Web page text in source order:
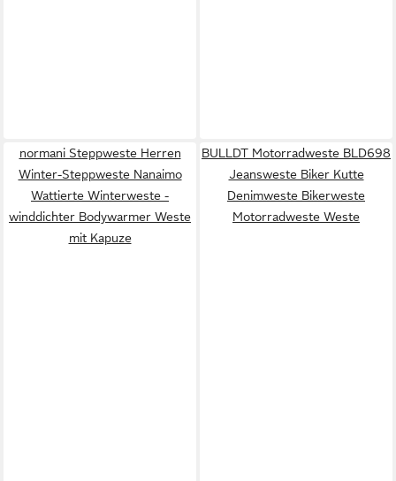
normani Steppweste Herren
Winter-Steppweste Nanaimo
Wattierte Winterweste -
winddichter Bodywarmer Weste
mit Kapuze
BULLDT Motorradweste BLD698
Jeansweste Biker Kutte
Denimweste Bikerweste
Motorradweste Weste